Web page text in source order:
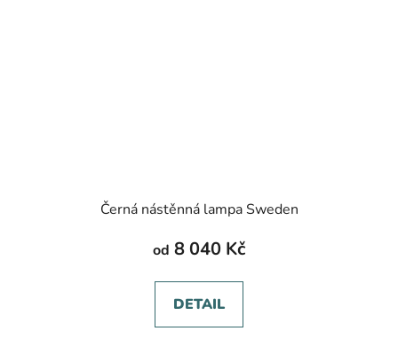
Černá nástěnná lampa Sweden
od 8 040 Kč
DETAIL